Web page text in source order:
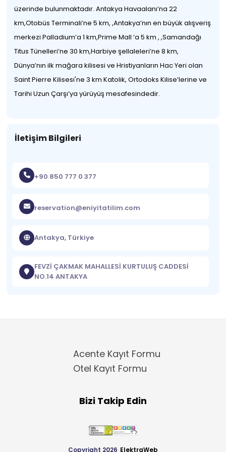
üzerinde bulunmaktadır. Antakya Havaalanı’na 22
km,Otobüs Terminali’ne 5 km, ,Antakya’nın en büyük alışveriş
merkezi Palladium’a 1 km,Prime Mall ‘a 5 km , ,Samandağı
Titus Tünelleri’ne 30 km,Harbiye şellaleleri’ne 8 km,
Dünya’nın ilk mağara kilisesi ve Hristiyanların Hac Yeri olan
Saint Pierre Kilisesi'ne 3 km Katolik, Ortodoks Kilise’lerine ve
Tarihi Uzun Çarşı’ya yürüyüş mesafesindedir.
İletişim Bilgileri
+90 850 777 0 377
reservation@eniyitatilim.com
Antakya, Türkiye
FEVZİ ÇAKMAK MAHALLESİ KURTULUŞ CADDESİ
NO.14 ANTAKYA
Acente Kayıt Formu
Otel Kayıt Formu
Bizi Takip Edin
Copyright 2026 ElektraWeb